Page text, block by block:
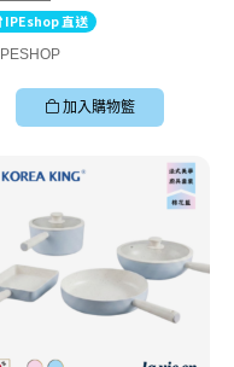
IPEshop 直送
IPESHOP
加入購物籃